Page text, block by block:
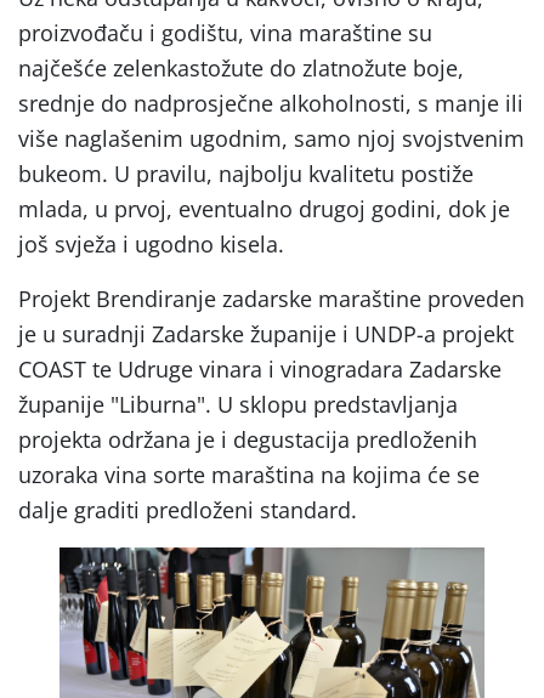
proizvođaču i godištu, vina maraštine su
najčešće zelenkastožute do zlatnožute boje,
srednje do nadprosječne alkoholnosti, s manje ili
više naglašenim ugodnim, samo njoj svojstvenim
bukeom. U pravilu, najbolju kvalitetu postiže
mlada, u prvoj, eventualno drugoj godini, dok je
još svježa i ugodno kisela.
Projekt Brendiranje zadarske maraštine proveden
je u suradnji Zadarske županije i UNDP-a projekt
COAST te Udruge vinara i vinogradara Zadarske
županije "Liburna". U sklopu predstavljanja
projekta održana je i degustacija predloženih
uzoraka vina sorte maraština na kojima će se
dalje graditi predloženi standard.